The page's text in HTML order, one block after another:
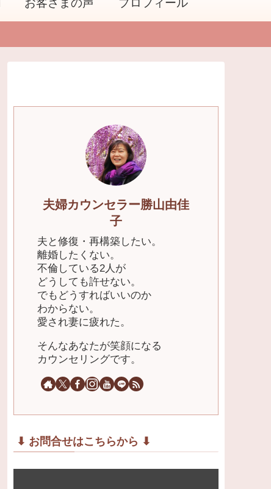
お客さまの声 プロフィール
夫婦カウンセラー勝山由佳
子
夫と修復・再構築したい。
離婚したくない。
不倫している2人が
どうしても許せない。
でもどうすればいいのか
わからない。
愛され妻に疲れた。
そんなあなたが笑顔になる
カウンセリングです。
⬇︎ お問合せはこちらから ⬇︎